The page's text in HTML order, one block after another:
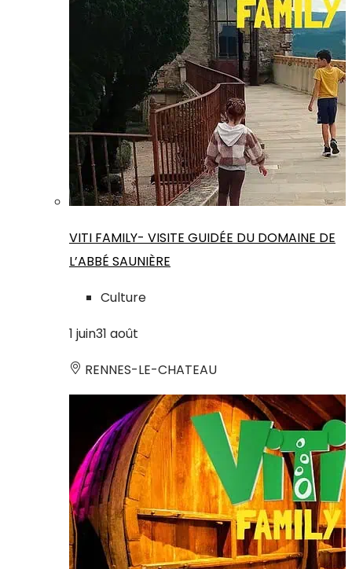
VITI FAMILY- VISITE GUIDÉE DU DOMAINE DE
L’ABBÉ SAUNIÈRE
Culture
1 juin31 août
RENNES-LE-CHATEAU